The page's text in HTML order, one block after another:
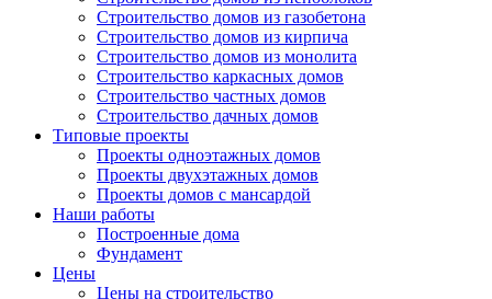
Строительство домов из газобетона
Строительство домов из кирпича
Строительство домов из монолита
Строительство каркасных домов
Строительство частных домов
Строительство дачных домов
Типовые проекты
Проекты одноэтажных домов
Проекты двухэтажных домов
Проекты домов с мансардой
Наши работы
Построенные дома
Фундамент
Цены
Цены на строительство